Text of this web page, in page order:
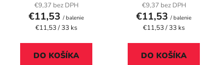
€9,37 bez DPH
€11,53 / balenie
Jednotková
€11,53 / 33 ks
DO KOŠÍKA
€9,37 bez DPH
€11,53 / balenie
Jednotková
€11,53 / 33 ks
DO KOŠÍKA